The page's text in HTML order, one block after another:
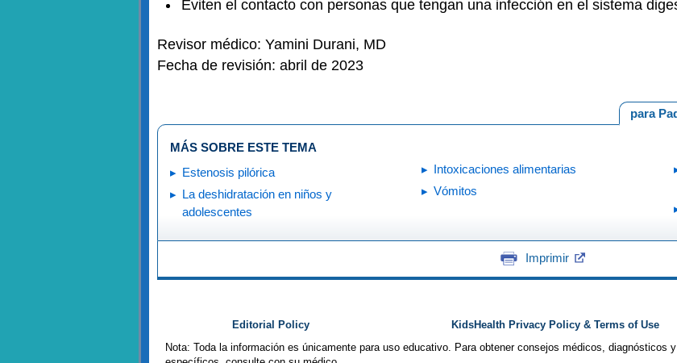
Eviten el contacto con personas que tengan una infección en el sistema
Revisor médico: Yamini Durani, MD
Fecha de revisión: abril de 2023
para
MÁS SOBRE ESTE TEMA
Estenosis pilórica
La deshidratación en niños y
adolescentes
Intoxicaciones alimentarias
Vómitos
Imprimir
Editorial Policy KidsHealth Privacy Policy & Terms of Use
Nota: Toda la información es únicamente para uso educativo. Para obtener consejos médicos, diagnósticos